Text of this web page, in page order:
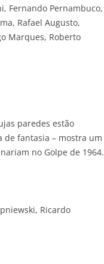
Fernando Pernambuco,
Rafael Augusto,
Marques, Roberto
paredes estão
de fantasia – mostra um
no Golpe de 1964.
Ricardo